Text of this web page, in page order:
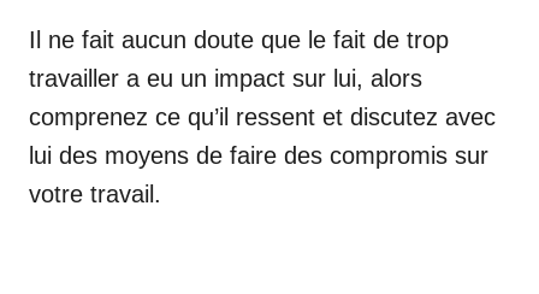
Il ne fait aucun doute que le fait de trop
travailler a eu un impact sur lui, alors
comprenez ce qu’il ressent et discutez avec
lui des moyens de faire des compromis sur
votre travail.